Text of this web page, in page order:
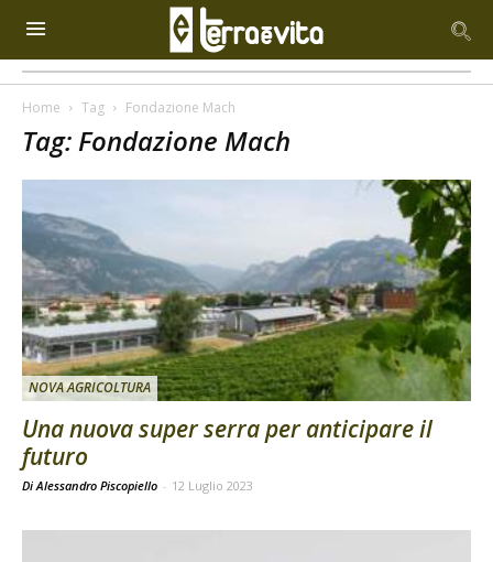
Home Tag Fondazione Mach
Tag: Fondazione Mach
NOVA AGRICOLTURA
Una nuova super serra per anticipare il
futuro
Di Alessandro Piscopiello - 12 Luglio 2023